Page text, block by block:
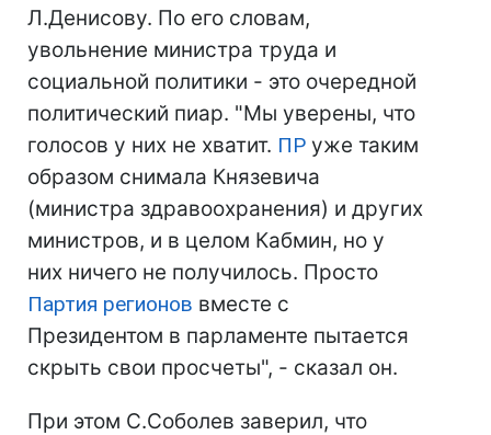
Л.Денисову. По его словам,
увольнение министра труда и
социальной политики - это очередной
политический пиар. "Мы уверены, что
голосов у них не хватит. ПР уже таким
образом снимала Князевича
(министра здравоохранения) и других
министров, и в целом Кабмин, но у
них ничего не получилось. Просто
Партия регионов вместе с
Президентом в парламенте пытается
скрыть свои просчеты", - сказал он.
При этом С.Соболев заверил, что